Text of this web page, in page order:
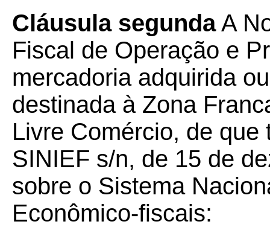
Cláusula segundaA
Fiscal de Operação e
mercadoria adquirida
destinada à Zona
Livre Comércio, de
SINIEF s/n, de 15 de
sobre o Sistema
Econômico-fiscais: